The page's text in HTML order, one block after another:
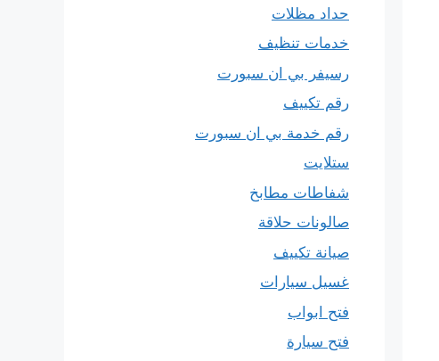
حداد مظلات
خدمات تنظيف
رسيفر بي ان سبورت
رقم تكييف
رقم خدمة بي ان سبورت
ستلايت
شفاطات مطابخ
صالونات حلاقة
صيانة تكييف
غسيل سيارات
فتح ابواب
فتح سيارة